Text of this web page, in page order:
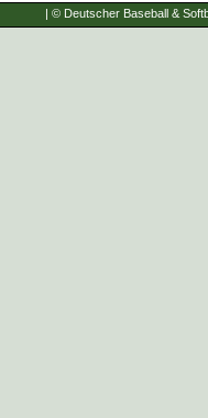
| © Deutscher Baseball &